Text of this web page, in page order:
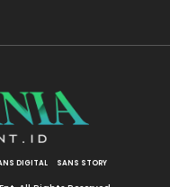
DIGITAL SANS STORY